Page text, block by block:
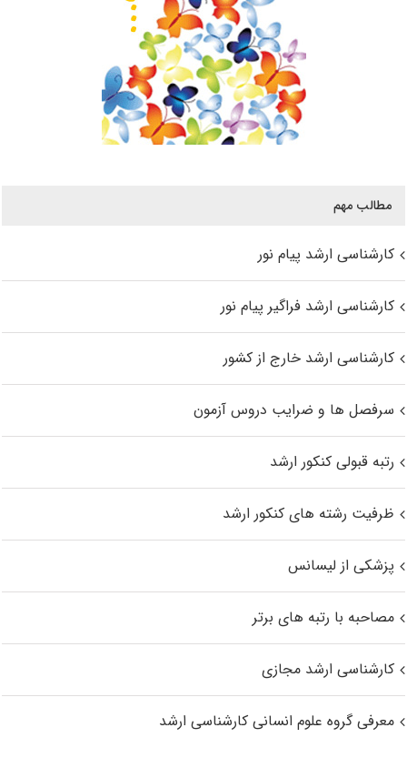
مطالب مهم
کارشناسی ارشد پیام نور
کارشناسی ارشد فراگیر پیام نور
کارشناسی ارشد خارج از کشور
سرفصل ها و ضرایب دروس آزمون
رتبه قبولی کنکور ارشد
ظرفیت رشته های کنکور ارشد
پزشکی از لیسانس
مصاحبه با رتبه های برتر
کارشناسی ارشد مجازی
معرفی گروه علوم انسانی کارشناسی ارشد